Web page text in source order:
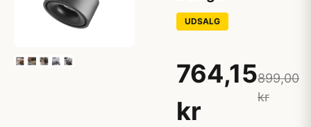
UDSALG
764,15
kr
899,00
kr